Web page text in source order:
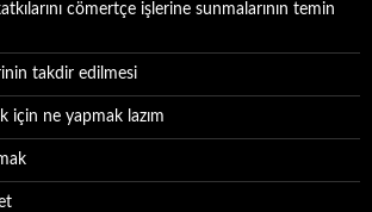
cömertçe işlerine sunmalarının temin
takdir edilmesi
için ne yapmak lazım